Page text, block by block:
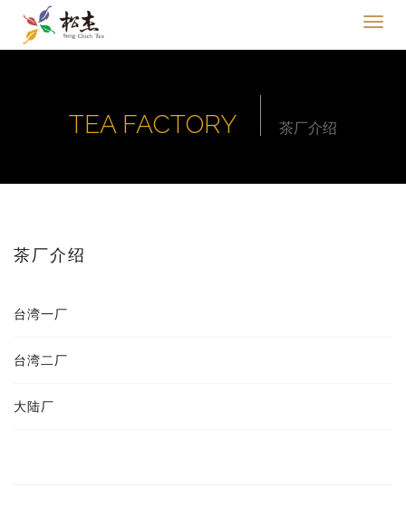
TEA FACTORY 茶厂介绍
茶厂介绍
台湾一厂
台湾二厂
大陆厂